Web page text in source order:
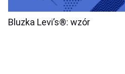
Bluzka Levi’s®: wzór